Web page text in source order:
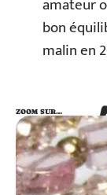
amateur
bon
malin en
ZOOM SUR…